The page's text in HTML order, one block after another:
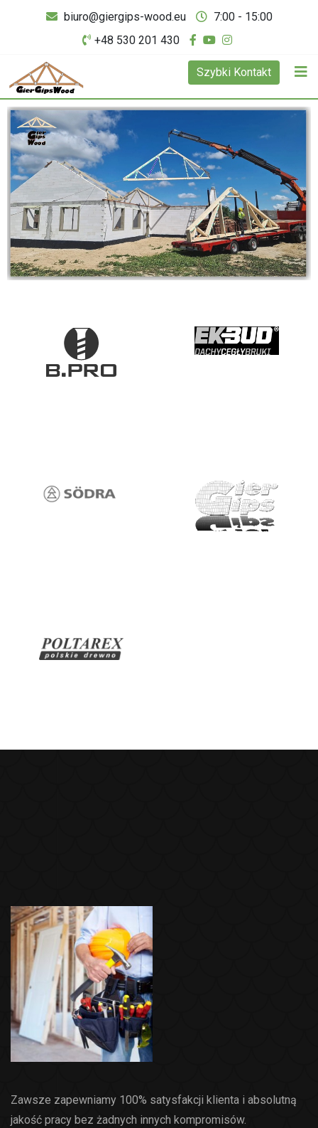
biuro@giergips-wood.eu
7:00 - 15:00
+48 530 201 430
Szybki Kontakt
Zawsze zapewniamy 100% satysfakcji klienta i absolutną
jakość pracy bez żadnych innych kompromisów.